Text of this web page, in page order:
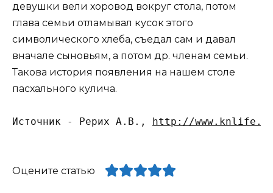
девушки вели хоровод вокруг стола, потом
глава семьи отламывал кусок этого
символического хлеба, съедал сам и давал
вначале сыновьям, а потом др. членам семьи.
Такова история появления на нашем столе
пасхального кулича.
Источник - Рерих А.В., http://
Оцените статью